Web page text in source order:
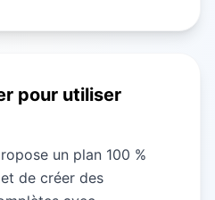
pour utiliser
un plan 100 %
de créer des